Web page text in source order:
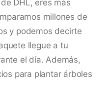
DHL, eres más
millones de
y podemos decirte
llegue a tu
el día. Además,
para plantar árboles